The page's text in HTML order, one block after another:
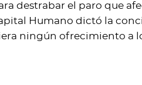
destrabar el paro que
Humano dictó la
ningún ofrecimiento a